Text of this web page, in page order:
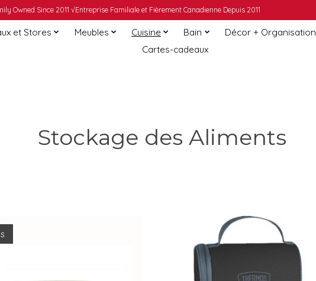
Owned Since 2011 √Entreprise Familiale et Fièrement Canadienne Depuis 2011
et Stores Meubles Cuisine Bain Décor + Organisation
Cartes-cadeaux
Stockage des Aliments